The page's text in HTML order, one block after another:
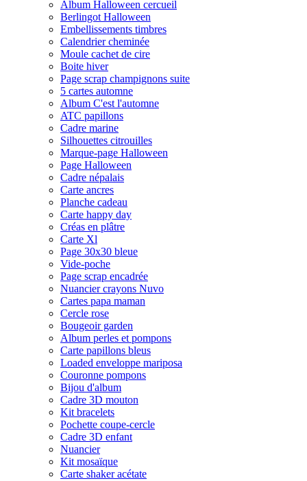
Album Halloween cercueil
Berlingot Halloween
Embellissements timbres
Calendrier cheminée
Moule cachet de cire
Boite hiver
Page scrap champignons suite
5 cartes automne
Album C'est l'automne
ATC papillons
Cadre marine
Silhouettes citrouilles
Marque-page Halloween
Page Halloween
Cadre népalais
Carte ancres
Planche cadeau
Carte happy day
Créas en plâtre
Carte Xl
Page 30x30 bleue
Vide-poche
Page scrap encadrée
Nuancier crayons Nuvo
Cartes papa maman
Cercle rose
Bougeoir garden
Album perles et pompons
Carte papillons bleus
Loaded enveloppe mariposa
Couronne pompons
Bijou d'album
Cadre 3D mouton
Kit bracelets
Pochette coupe-cercle
Cadre 3D enfant
Nuancier
Kit mosaïque
Carte shaker acétate